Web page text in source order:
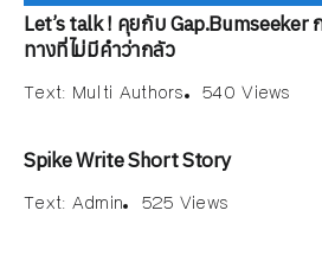
Let’s talk ! คุยกับ Gap.Bumseeker
ทางที่ไม่มีคำว่ากลัว
Text: Multi Authors 540 Views
Spike Write Short Story
Text: Admin 525 Views